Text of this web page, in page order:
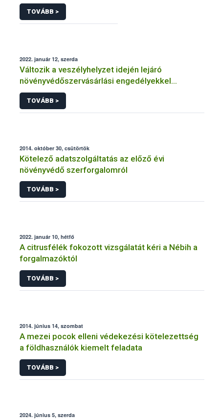
TOVÁBB >
2022. január 12, szerda
Változik a veszélyhelyzet idején lejáró
növényvédőszervásárlási engedélyekkel
kapcsolatos szabályozás
TOVÁBB >
2014. október 30, csütörtök
Kötelező adatszolgáltatás az előző évi
növényvédő szerforgalomról
TOVÁBB >
2022. január 10, hétfő
A citrusfélék fokozott vizsgálatát kéri a Nébih a
forgalmazóktól
TOVÁBB >
2014. június 14, szombat
A mezei pocok elleni védekezési kötelezettség
a földhasználók kiemelt feladata
TOVÁBB >
2024. június 5, szerda